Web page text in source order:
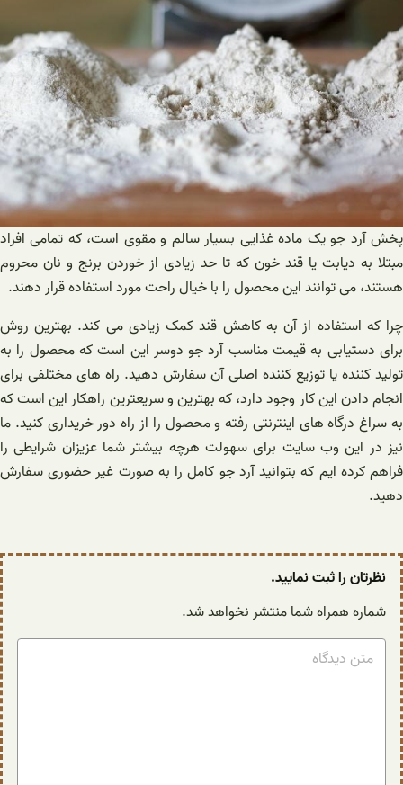
پخش آرد جو یک ماده غذایی بسیار سالم و مقوی است، که تمامی افراد
مبتلا به دیابت یا قند خون که تا حد زیادی از خوردن برنج و نان محروم
هستند، می توانند این محصول را با خیال راحت مورد استفاده قرار دهند.
چرا که استفاده از آن به کاهش قند کمک زیادی می کند. بهترین روش
برای دستیابی به قیمت مناسب آرد جو دوسر این است که محصول را به
تولید کننده یا توزیع کننده اصلی آن سفارش دهید. راه های مختلفی برای
انجام دادن این کار وجود دارد، که بهترین و سریعترین راهکار این است که
به سراغ درگاه های اینترنتی رفته و محصول را از راه دور خریداری کنید. ما
نیز در این وب سایت برای سهولت هرچه بیشتر شما عزیزان شرایطی را
فراهم کرده ایم که بتوانید آرد جو کامل را به صورت غیر حضوری سفارش
دهید.
نظرتان را ثبت نمایید.
شماره همراه شما منتشر نخواهد شد.